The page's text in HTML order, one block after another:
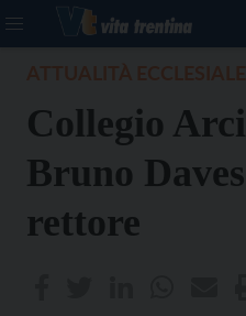
Collegio
Bruno
rettore